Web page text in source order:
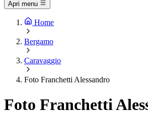
Apri menu
Home
Bergamo
Caravaggio
Foto Franchetti Alessandro
Foto Franchetti